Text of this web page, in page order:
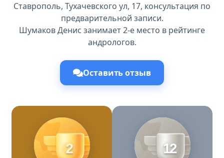
Ставрополь, Тухачевского ул, 17, консультация по
предварительной записи.
Шумаков Денис занимает 2-е место в рейтинге
андрологов.
Оставить отзыв
2 12